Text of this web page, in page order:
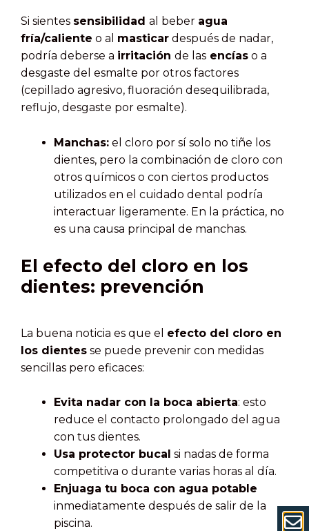
Si sientes sensibilidad al beber agua
fría/caliente o al masticar después de nadar,
podría deberse a irritación de las encías o a
desgaste del esmalte por otros factores
(cepillado agresivo, fluoración desequilibrada,
reflujo, desgaste por esmalte).
Manchas: el cloro por sí solo no tiñe los
dientes, pero la combinación de cloro con
otros químicos o con ciertos productos
utilizados en el cuidado dental podría
interactuar ligeramente. En la práctica, no
es una causa principal de manchas.
El efecto del cloro en los
dientes: prevención
La buena noticia es que el efecto del cloro en
los dientes se puede prevenir con medidas
sencillas pero eficaces:
Evita nadar con la boca abierta: esto
reduce el contacto prolongado del agua
con tus dientes.
Usa protector bucal si nadas de forma
competitiva o durante varias horas al día.
Enjuaga tu boca con agua potable
inmediatamente después de salir de la
piscina.